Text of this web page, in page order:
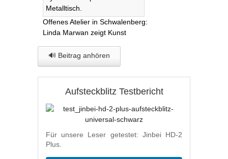
Offenes Atelier in Schwalenberg:
Linda Marwan zeigt Kunst
🔊 Beitrag anhören
Aufsteckblitz Testbericht
Für unsere Leser getestet: Jinbei HD-2
Plus.